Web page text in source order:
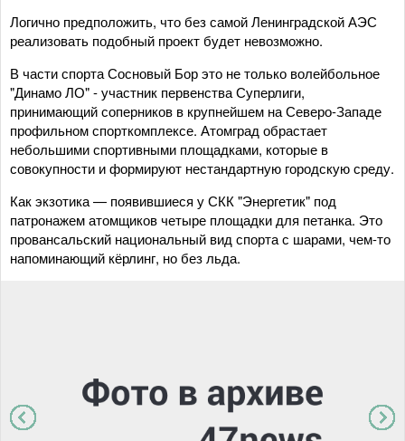
Логично предположить, что без самой Ленинградской АЭС
реализовать подобный проект будет невозможно.
В части спорта Сосновый Бор это не только волейбольное
"Динамо ЛО" - участник первенства Суперлиги,
принимающий соперников в крупнейшем на Северо-Западе
профильном спорткомплексе. Атомград обрастает
небольшими спортивными площадками, которые в
совокупности и формируют нестандартную городскую среду.
Как экзотика — появившиеся у СКК "Энергетик" под
патронажем атомщиков четыре площадки для петанка. Это
провансальский национальный вид спорта с шарами, чем-то
напоминающий кёрлинг, но без льда.